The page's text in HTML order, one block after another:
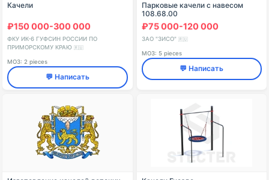
Качели
₽150 000-300 000
ФКУ ИК-6 ГУФСИН РОССИИ ПО
ПРИМОРСКОМУ КРАЮ 🇷🇺
МОЗ: 2 pieces
💬 Написать
Парковые качели с навесом
108.68.00
₽75 000-120 000
ЗАО "ЗИСО" 🇷🇺
МОЗ: 5 pieces
💬 Написать